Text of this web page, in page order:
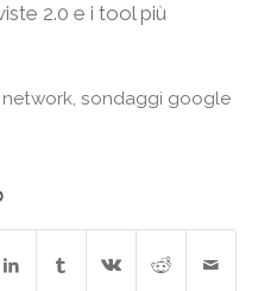
2.0 e i tool più
, sondaggi google